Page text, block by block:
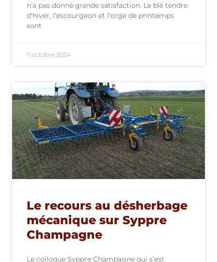
n’a pas donné grande satisfaction. Le blé tendre
d’hiver, l’escourgeon et l’orge de printemps
sont
7 octobre 2024
Le recours au désherbage
mécanique sur Syppre
Champagne
Le colloque Syppre Champagne qui s’est